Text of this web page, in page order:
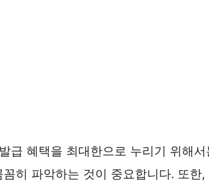
급 혜택을 최대한으로 누리기 위해
히 파악하는 것이 중요합니다. 또